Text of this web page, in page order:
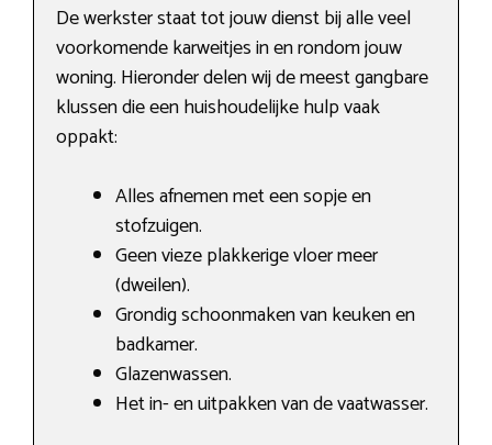
De werkster staat tot jouw dienst bij alle veel
voorkomende karweitjes in en rondom jouw
woning. Hieronder delen wij de meest gangbare
klussen die een huishoudelijke hulp vaak
oppakt:
Alles afnemen met een sopje en
stofzuigen.
Geen vieze plakkerige vloer meer
(dweilen).
Grondig schoonmaken van keuken en
badkamer.
Glazenwassen.
Het in- en uitpakken van de vaatwasser.